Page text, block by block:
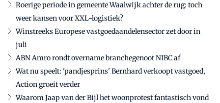
Roerige periode in gemeente Waalwijk achter de rug: toch
weer kansen voor XXL-logistiek?
Winstreeks Europese vastgoedaandelensector zet door in
juli
ABN Amro rondt overname branchegenoot NIBC af
Wat nu speelt: 'pandjesprins' Bernhard verkoopt vastgoed,
Action groeit verder
Waarom Jaap van der Bijl het woonprotest fantastisch vond